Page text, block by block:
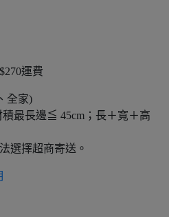
運費
全家)
最長邊≦ 45cm；長＋寬＋高
選擇超商寄送。